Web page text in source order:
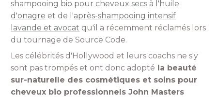
shampooing bio pour cheveux secs à l'huile
d'onagre et de l'après-shampooing intensif
lavande et avocat qu'il a récemment réclamés lors
du tournage de Source Code.
Les célébrités d'Hollywood et leurs coachs ne s'y
sont pas trompés et ont donc adopté la beauté
sur-naturelle des cosmétiques et soins pour
cheveux bio professionnels John Masters